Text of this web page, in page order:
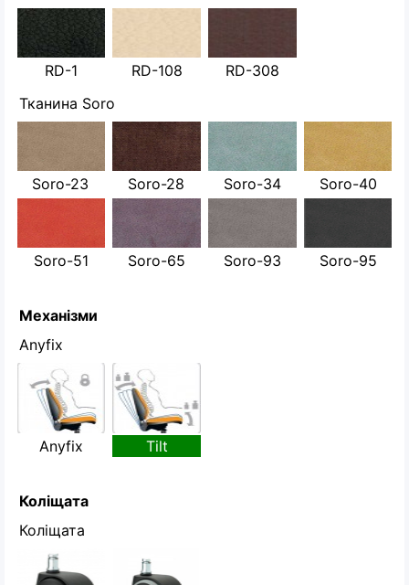
RD-1 RD-108
RD-308
Тканина Soro
Soro-23 Soro-28 Soro-34 Soro-40
Soro-51 Soro-65 Soro-93 Soro-95
Механізми
Anyfix
Anyfix Tilt
Коліщата
Коліщата